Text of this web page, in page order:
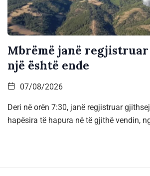
Mbrëmë janë regjistruar
një është ende
07/08/2026
Deri në orën 7:30, janë regjistruar
hapësira të hapura në të gjithë vendin,